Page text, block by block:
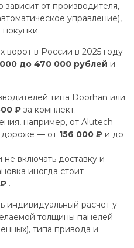
зависит от производителя,
управление),
ворот в России в 2025 году
до 470 000 рублей и
типа Doorhan или
₽ за комплект.
например, от Alutech
дороже — от 156 000 ₽ и до
включать доставку и
иногда стоит
.
индивидуальный расчет у
толщины панелей
типа привода и